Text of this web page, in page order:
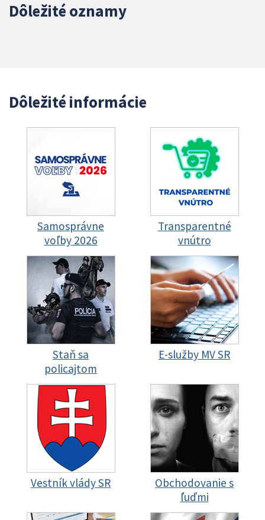
Dôležité oznamy
Dôležité informácie
Samosprávne
voľby 2026
Transparentné
vnútro
Staň sa
policajtom
E-služby MV SR
Vestník vlády SR
Obchodovanie s
ľuďmi